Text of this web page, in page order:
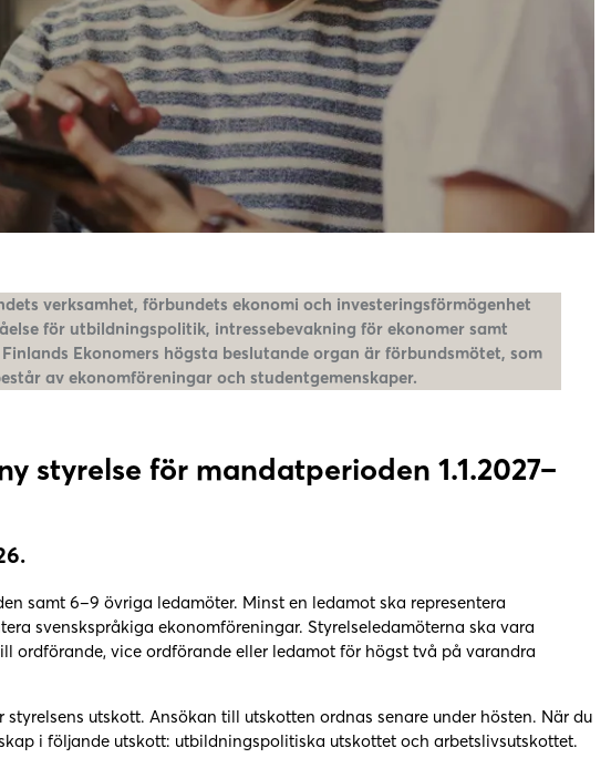
verksamhet, förbundets ekonomi och investeringsförmögenhet
för utbildningspolitik, intressebevakning för ekonomer samt
Ekonomers högsta beslutande organ är förbundsmötet, som
av ekonomföreningar och studentgemenskaper.
styrelse för mandatperioden 1.1.2027–
samt 6–9 övriga ledamöter. Minst en ledamot ska representera
svenskspråkiga ekonomföreningar. Styrelseledamöterna ska vara
ordförande, vice ordförande eller ledamot för högst två på varandra
utskott. Ansökan till utskotten ordnas senare under hösten. När du
i följande utskott: utbildningspolitiska utskottet och arbetslivsutskottet.